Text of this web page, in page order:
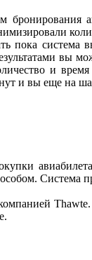
система
вы
и
и вы еще на
Система